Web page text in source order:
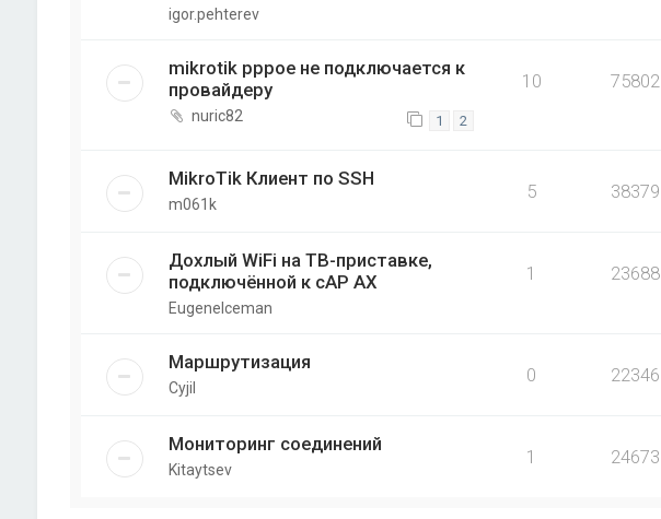
igor.pehterev
mikrotik pppoe не подключается к
провайдеру
nuric82 1 2
10 75802
MikroTik Клиент по SSH
m061k
5 38379
Дохлый WiFi на ТВ-приставке,
подключённой к cAP AX
EugeneIceman
1 23688
Маршрутизация
Cyjil
0 22346
Мониторинг соединений
Kitaytsev
1 24673